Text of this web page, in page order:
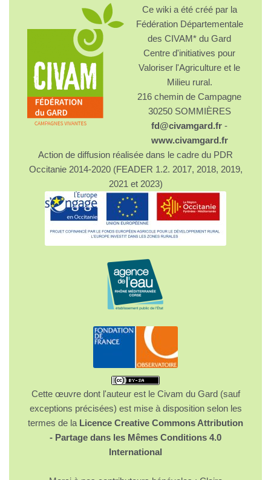
Ce wiki a été créé par la
Fédération Départementale
des CIVAM* du Gard
Centre d'initiatives pour
Valoriser l'Agriculture et le
Milieu rural.
216 chemin de Campagne
30250 SOMMIÈRES
fd@civamgard.fr -
www.civamgard.fr
Action de diffusion réalisée dans le cadre du PDR
Occitanie 2014-2020 (FEADER 1.2. 2017, 2018, 2019,
2021 et 2023)
Cette œuvre dont l'auteur est le Civam du Gard (sauf
exceptions précisées) est mise à disposition selon les
termes de la Licence Creative Commons Attribution
- Partage dans les Mêmes Conditions 4.0
International